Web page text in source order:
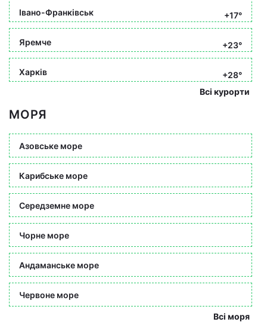
Івано-Франківськ +17°
Яремче +23°
Харків
+28°
Всі курорти
МОРЯ
Азовське море
Карибське море
Середземне море
Чорне море
Андаманське море
Червоне море
Всі моря